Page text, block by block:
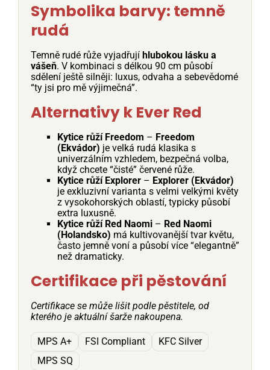
Symbolika barvy: temně
rudá
Temně rudé růže vyjadřují hlubokou lásku a
vášeň. V kombinaci s délkou 90 cm působí
sdělení ještě silněji: luxus, odvaha a sebevědomé
“ty jsi pro mě výjimečná”.
Alternativy k Ever Red
Kytice růží Freedom – Freedom
(Ekvádor) je velká rudá klasika s
univerzálním vzhledem, bezpečná volba,
když chcete “čisté” červené růže.
Kytice růží Explorer – Explorer (Ekvádor)
je exkluzivní varianta s velmi velkými květy
z vysokohorských oblastí, typicky působí
extra luxusně.
Kytice růží Red Naomi – Red Naomi
(Holandsko) má kultivovanější tvar květu,
často jemně voní a působí více “elegantně”
než dramaticky.
Certifikace při pěstování
Certifikace se může lišit podle pěstitele, od
kterého je aktuální šarže nakoupena.
MPS A+ FSI Compliant
KFC Silver
MPS SQ